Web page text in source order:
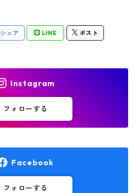
シェア LINE ポスト
Instagram
フォローする
Facebook
フォローする